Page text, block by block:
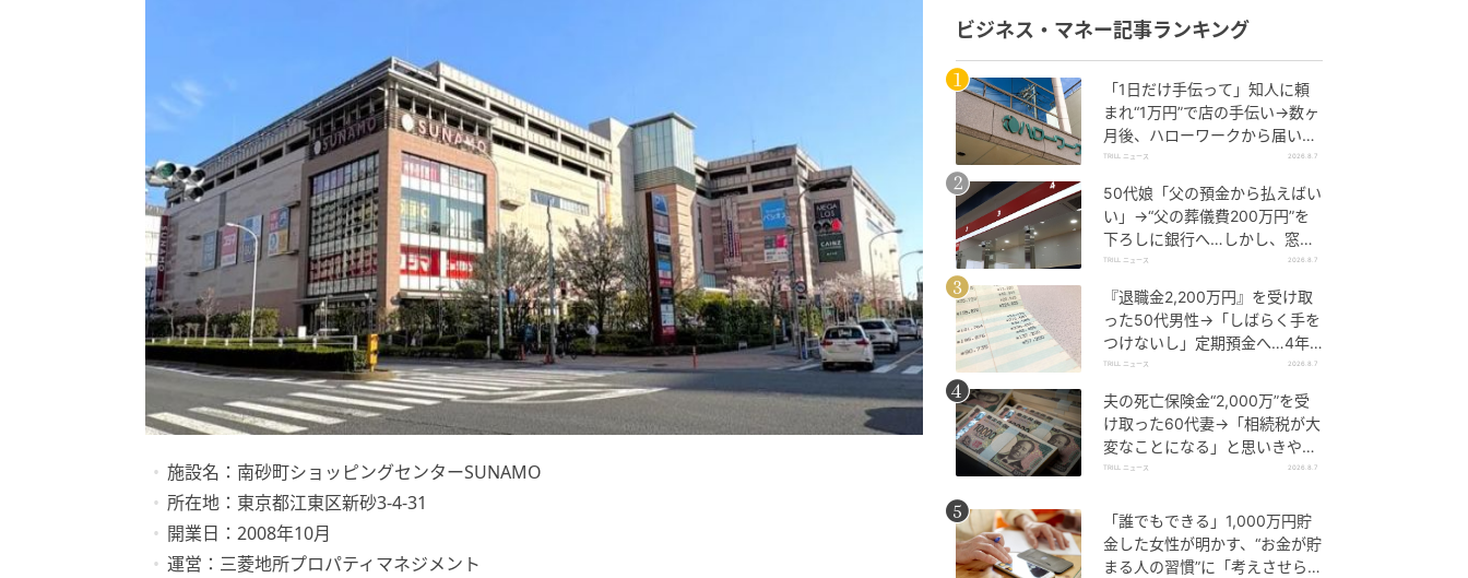
施設名：南砂町ショッピングセンターSUNAMO
所在地：東京都江東区新砂3-4-31
開業日：2008年10月
運営：三菱地所プロパティマネジメント
ビジネス・マネー記事ランキング
「1日だけ手伝って」知人に頼
まれ“1万円”で店の手伝い→数ヶ
月後、ハローワークから届いた
電話に50代女性が“青ざめたワ
TRILL ニュース 2026.8.7
50代娘「父の預金から払えばい
い」→“父の葬儀費200万円”を
下ろしに銀行へ…しかし、窓口
で告げられた“恐ろしい事実”に
TRILL ニュース 2026.8.7
『退職金2,200万円』を受け取
った50代男性→「しばらく手を
つけないし」定期預金へ…4年
後、通帳を見て“青ざめたワケ”
TRILL ニュース 2026.8.7
夫の死亡保険金“2,000万”を受
け取った60代妻→「相続税が大
変なことになる」と思いきや…
税理士から受けた“予想外の回
TRILL ニュース 2026.8.7
「誰でもできる」1,000万円貯
金した女性が明かす、“お金が貯
まる人の習慣”に「考えさせられ